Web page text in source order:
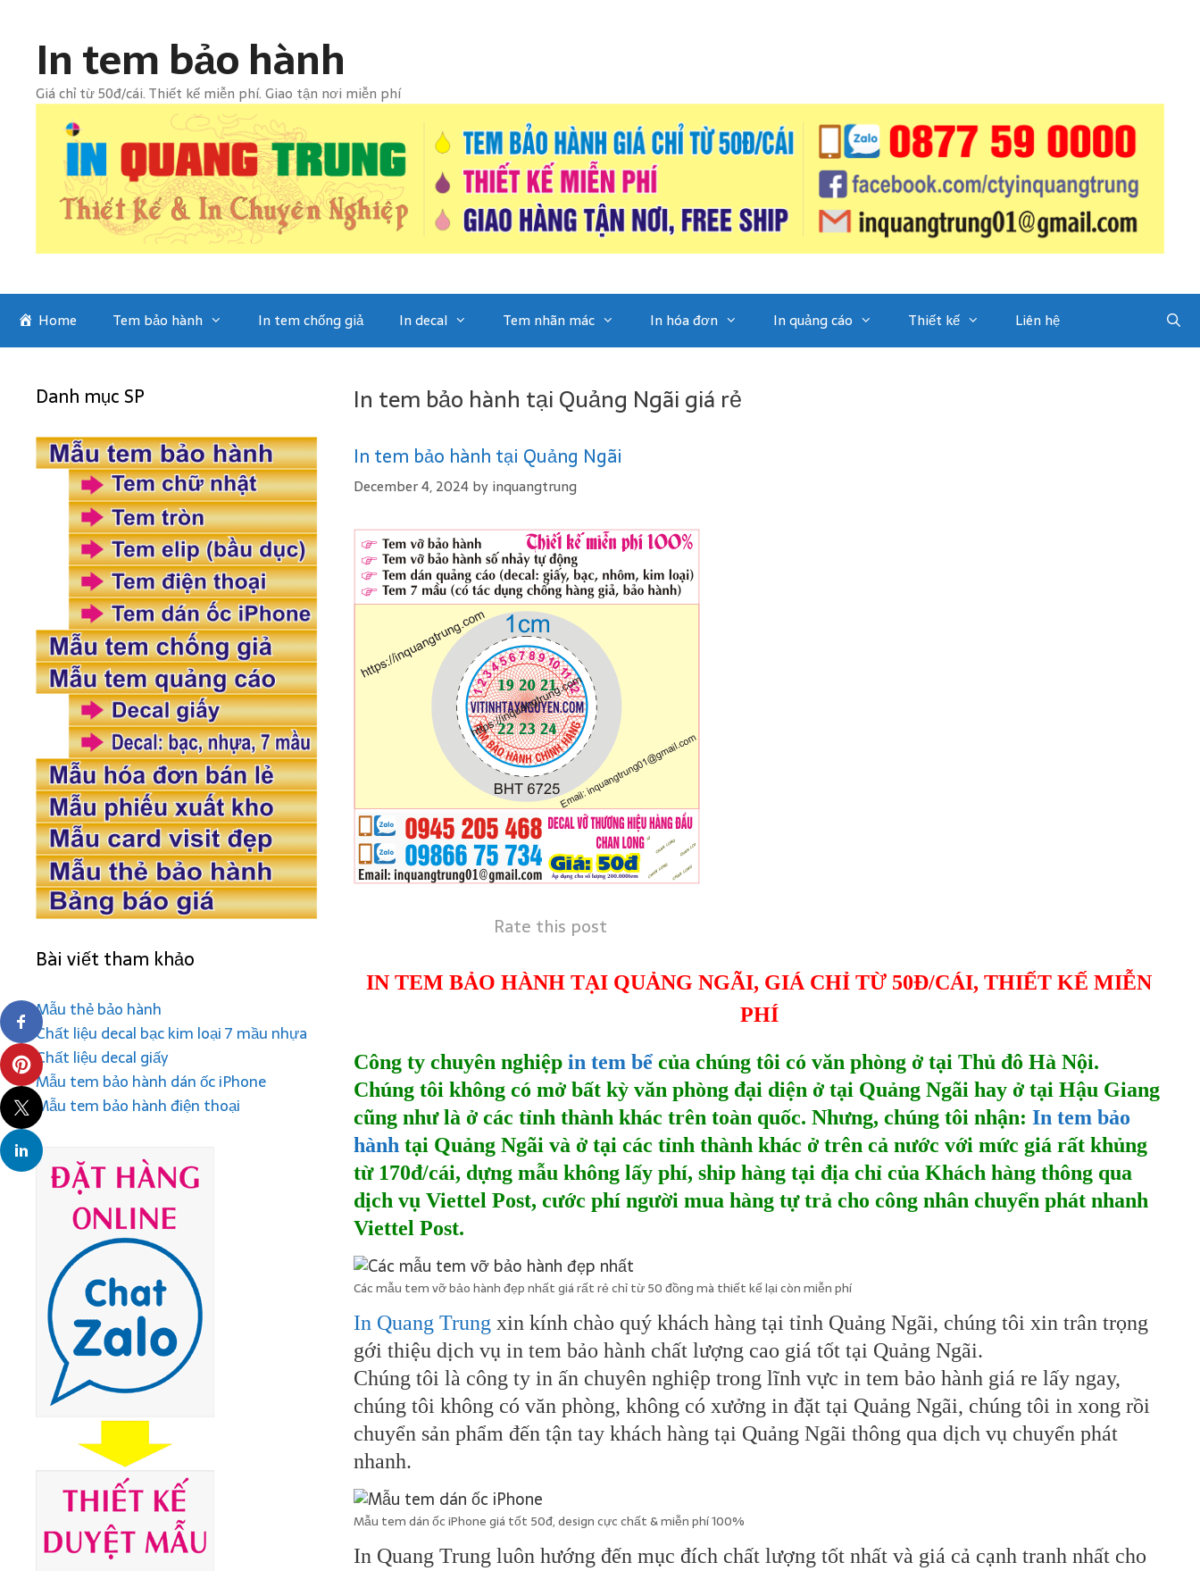
contentIn tem bảo hành
Giá chỉ từ 50đ/cái. Thiết kế miễn phí. Giao tận nơi miễn phí
Home Tem bảo hành In tem chống giả In decal Tem nhãn mác In hóa đơn In quảng cáo Thiết kế Liên hệ
In tem bảo hành tại Quảng Ngãi giá rẻ
In tem bảo hành tại Quảng Ngãi
December 4, 2024 by inquangtrung
Rate this post
IN TEM BẢO HÀNH TẠI QUẢNG NGÃI, GIÁ CHỈ TỪ 50Đ/CÁI, THIẾT KẾ MIỄN
PHÍ
Công ty chuyên nghiệp in tem bể của chúng tôi có văn phòng ở tại Thủ đô Hà Nội.
Chúng tôi không có mở bất kỳ văn phòng đại diện ở tại Quảng Ngãi hay ở tại Hậu Giang
cũng như là ở các tỉnh thành khác trên toàn quốc. Nhưng, chúng tôi nhận: In tem bảo
hành tại Quảng Ngãi và ở tại các tỉnh thành khác ở trên cả nước với mức giá rất khủng
từ 170đ/cái, dựng mẫu không lấy phí, ship hàng tại địa chỉ của Khách hàng thông qua
dịch vụ Viettel Post, cước phí người mua hàng tự trả cho công nhân chuyển phát nhanh
Viettel Post.
Các mẫu tem vỡ bảo hành đẹp nhất giá rất rẻ chỉ từ 50 đồng mà thiết kế lại còn miễn phí
In Quang Trung xin kính chào quý khách hàng tại tỉnh Quảng Ngãi, chúng tôi xin trân trọng
gới thiệu dịch vụ in tem bảo hành chất lượng cao giá tốt tại Quảng Ngãi.
Chúng tôi là công ty in ấn chuyên nghiệp trong lĩnh vực in tem bảo hành giá re lấy ngay,
chúng tôi không có văn phòng, không có xưởng in đặt tại Quảng Ngãi, chúng tôi in xong rồi
chuyển sản phẩm đến tận tay khách hàng tại Quảng Ngãi thông qua dịch vụ chuyển phát
nhanh.
Mẫu tem dán ốc iPhone giá tốt 50đ, design cực chất & miễn phí 100%
In Quang Trung luôn hướng đến mục đích chất lượng tốt nhất và giá cả cạnh tranh nhất cho
Danh mục SP
Bài viết tham khảo
Mẫu thẻ bảo hành
Chất liệu decal bạc kim loại 7 mầu nhựa
Chất liệu decal giấy
Mẫu tem bảo hành dán ốc iPhone
Mẫu tem bảo hành điện thoại